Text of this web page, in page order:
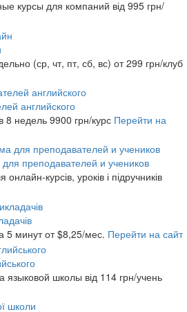
курсы для компаний від 995 грн/
(ср, чт, пт, сб, вс) от 299 грн/клуб
английского
8 недель 9900 грн/курс Перейти на
преподавателей и учеников
курсів, уроків і підручників
5 минутот $8,25/мес. Перейти на сайт
языковой школы від 114 грн/учень